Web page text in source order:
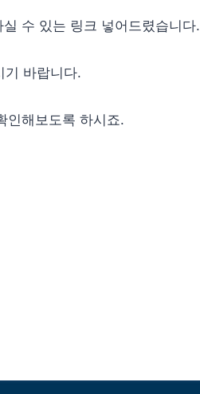
수 있는 링크 넣어드렸습니다.
기 바랍니다.
인해보도록 하시죠.